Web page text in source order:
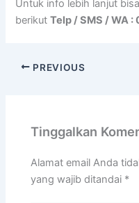
Untuk info lebih lanjut
berikutTelp / SMS / WA
PREVIOUS
Tinggalkan
Alamat email Anda
yang wajib ditandai *